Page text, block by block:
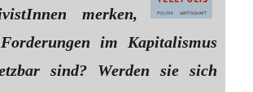
merken,
im Kapitalismus
sind? Werden sie sich